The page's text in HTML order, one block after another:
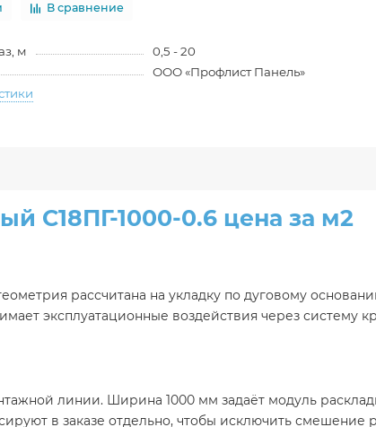
В сравнение
м
0,5 - 20
ООО «Профлист Панель»
С18ПГ-1000-0.6 цена за м2
рассчитана на укладку по дуговому
эксплуатационные воздействия через систему
линии. Ширина 1000 мм задаёт модуль
в заказе отдельно, чтобы исключить смешение